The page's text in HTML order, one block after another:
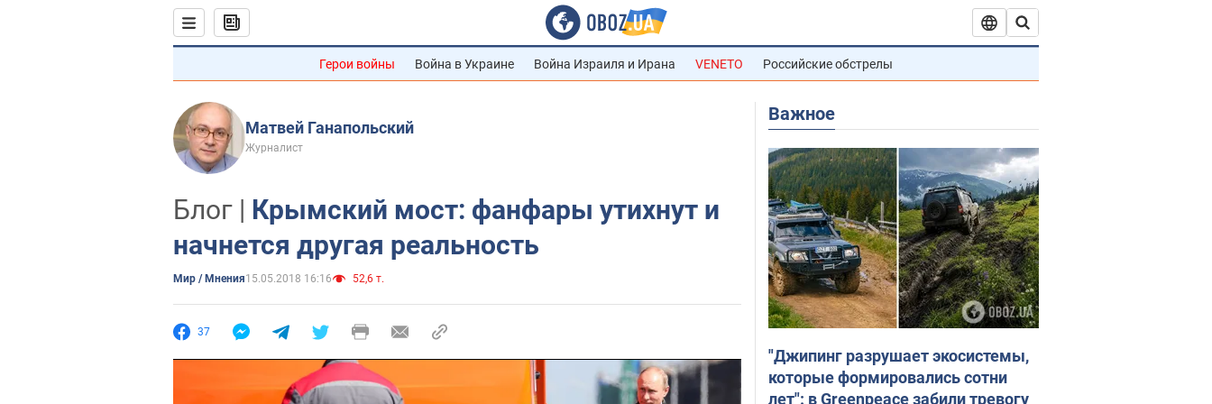
Герои войны Война в Украине Война Израиля и Ирана VENETO Российские обстрелы
Матвей Ганапольский
Журналист
Блог | Крымский мост: фанфары утихнут и
начнется другая реальность
Мир / Мнения15.05.2018 16:16 52,6 т.
37
Важное
"Джипинг разрушает экосистемы,
которые формировались сотни
лет": в Greenpeace забили тревогу